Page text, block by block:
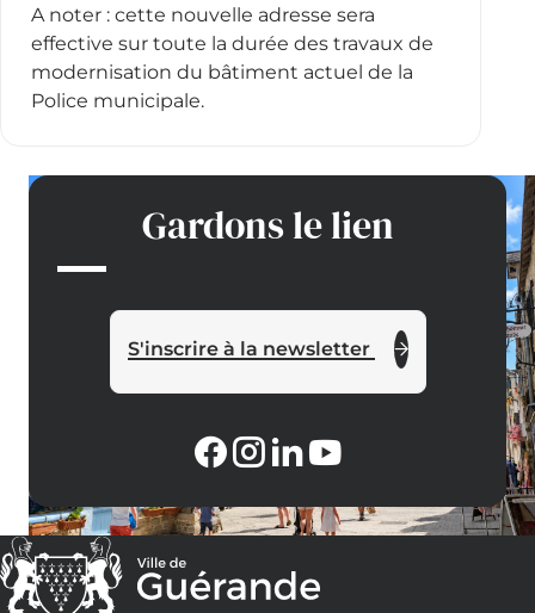
A noter : cette nouvelle adresse sera
effective sur toute la durée des travaux de
modernisation du bâtiment actuel de la
Police municipale.
Gardons le lien
S'inscrire à la newsletter